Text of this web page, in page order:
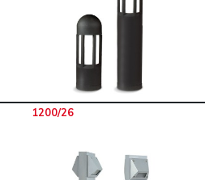
1200/26